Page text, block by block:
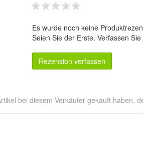
Es wurde noch keine
Seien Sie der Erste. Verfassen
Rezension verfassen
bei diesem Verkäufer gekauft haben,